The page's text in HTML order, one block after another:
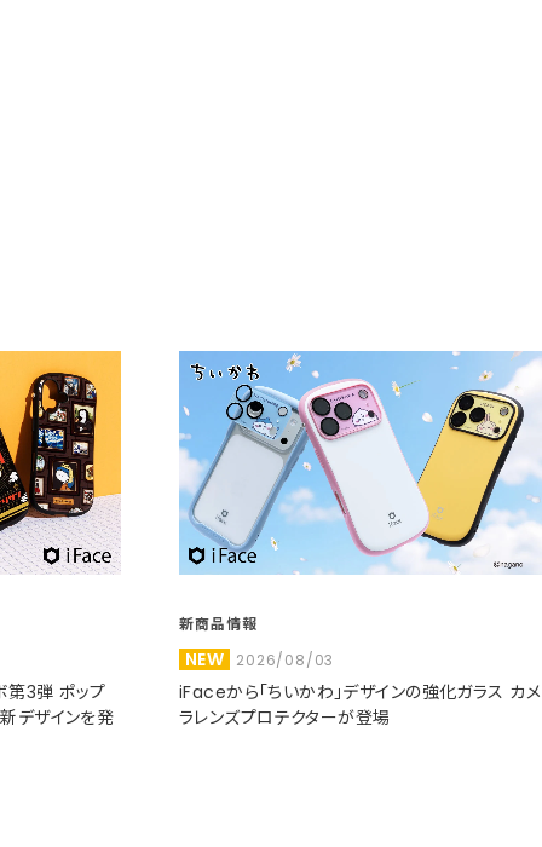
第3弾 ポップ
デザインを発
新商品情報
NEW 2026/08/03
iFaceから「ちいかわ」デザインの強化ガラス カメ
ラレンズプロテクターが登場